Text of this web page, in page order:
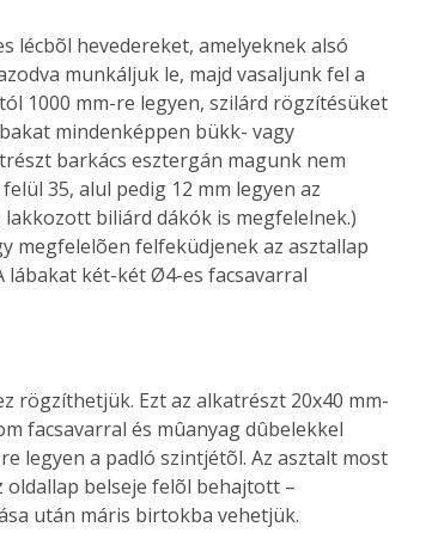
lécbõl hevedereket, amelyeknek alsó
munkáljuk le, majd vasaljunk fel a
1000 mm-re legyen, szilárd rögzítésüket
mindenképpen bükk- vagy
barkács esztergán magunk nem
35, alul pedig 12 mm legyen az
biliárd dákók is megfelelnek.)
megfelelõen felfeküdjenek az asztallap
lábakat két-két Ø4-es facsavarral
rögzíthetjük. Ezt az alkatrészt 20x40 mm-
facsavarral és mûanyag dûbelekkel
legyen a padló szintjétõl. Az asztalt most
oldallap belseje felõl behajtott –
után máris birtokba vehetjük.